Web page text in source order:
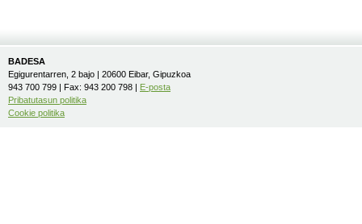
BADESA
Egigurentarren, 2 bajo | 20600 Eibar, Gipuzkoa
943 700 799 | Fax: 943 200 798 | E-posta
Pribatutasun politika
Cookie politika